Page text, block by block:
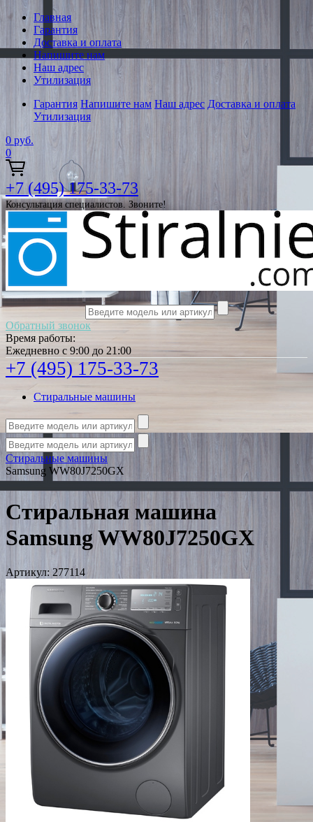
Главная
Гарантия
Доставка и оплата
Напишите нам
Наш адрес
Утилизация
Гарантия Напишите нам Наш адрес Доставка и оплата
Утилизация
0 руб.
0
+7 (495) 175-33-73
Консультация специалистов. Звоните!
Обратный звонок
Время работы:
Ежедневно с 9:00 до 21:00
+7 (495) 175-33-73
Стиральные машины
Стиральные машины
Samsung WW80J7250GX
Стиральная машина
Samsung WW80J7250GX
Артикул: 277114